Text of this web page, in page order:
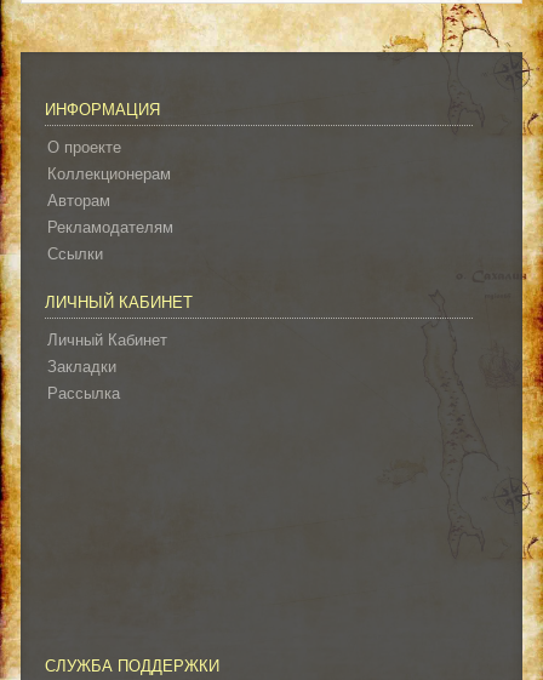
ИНФОРМАЦИЯ
О проекте
Коллекционерам
Авторам
Рекламодателям
Ссылки
ЛИЧНЫЙ КАБИНЕТ
Личный Кабинет
Закладки
Рассылка
СЛУЖБА ПОДДЕРЖКИ